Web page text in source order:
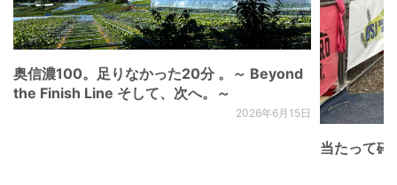
奥信濃100。足りなかった20分 。～ Beyond
the Finish Line そして、次へ。～
2026年6月15日
当たって砕